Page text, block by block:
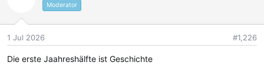
o
n
n
Moderator
1 Jul 2026 #1,226
Die erste Jaahreshälfte ist Geschichte